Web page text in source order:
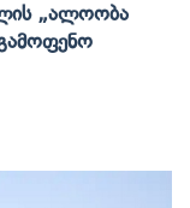
„ალოობა